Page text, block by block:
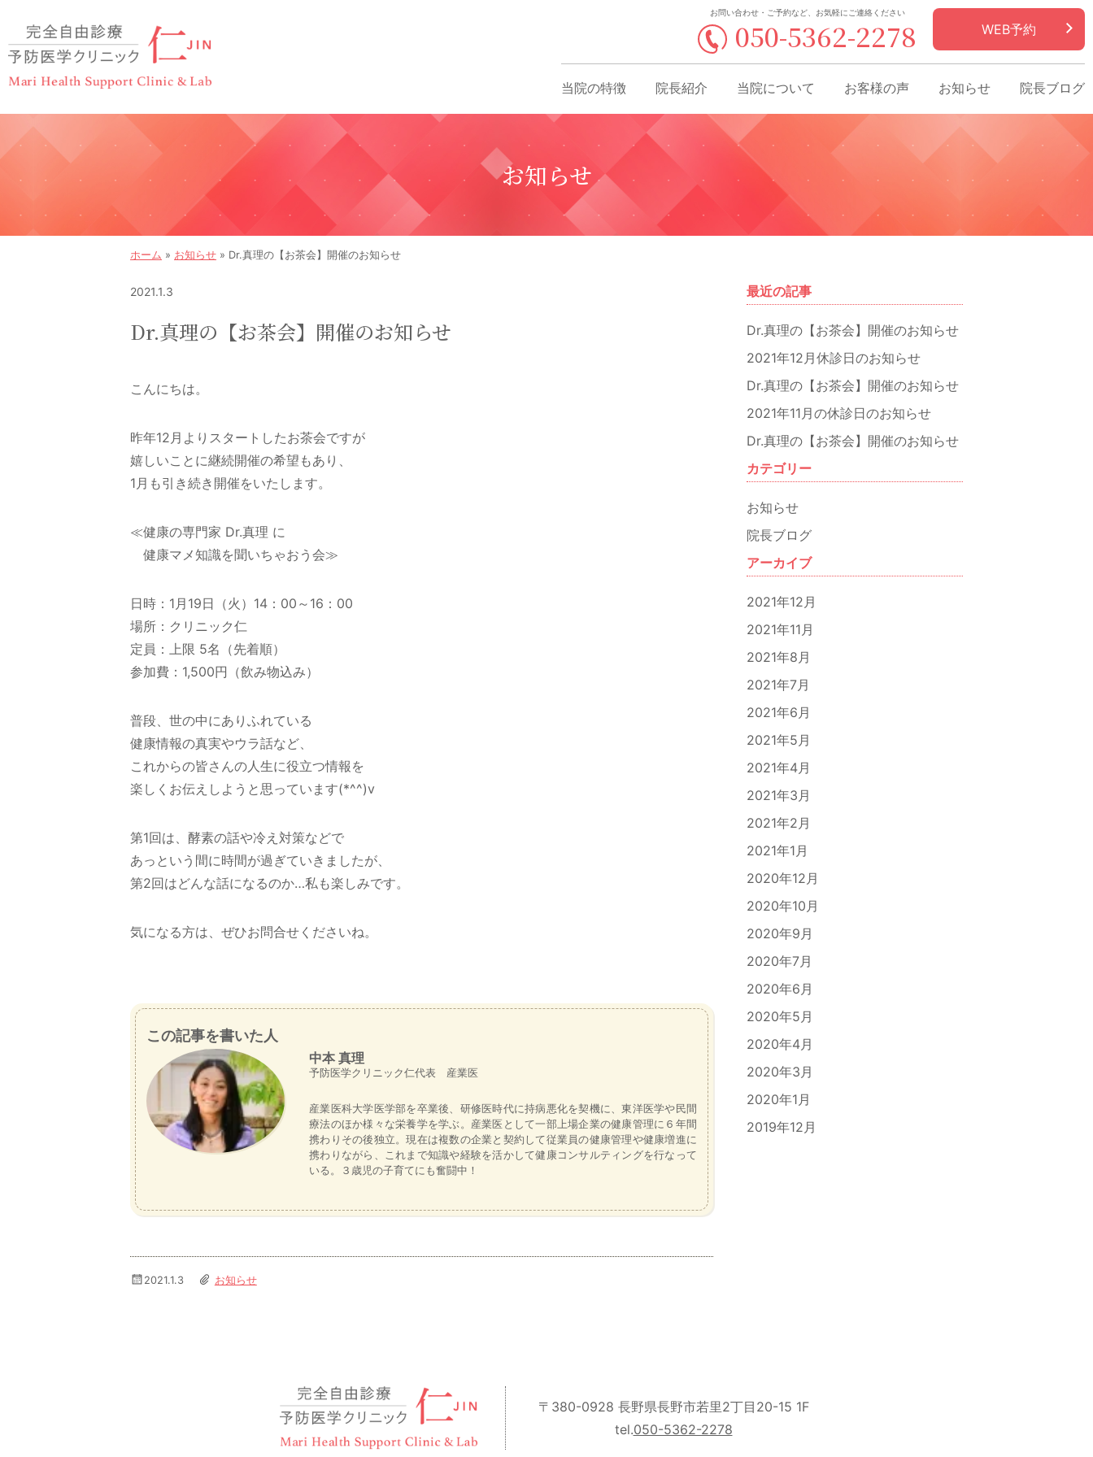
お問い合わせ・ご予約など、お気軽にご連絡ください
050-5362-2278 WEB予約
当院の特徴 院長紹介 当院について お客様の声 お知らせ 院長ブログ
お知らせ
ホーム » お知らせ » Dr.真理の【お茶会】開催のお知らせ
2021.1.3
Dr.真理の【お茶会】開催のお知らせ
こんにちは。
昨年12月よりスタートしたお茶会ですが
嬉しいことに継続開催の希望もあり、
1月も引き続き開催をいたします。
≪健康の専門家 Dr.真理 に
健康マメ知識を聞いちゃおう会≫
日時：1月19日（火）14：00～16：00
場所：クリニック仁
定員：上限 5名（先着順）
参加費：1,500円（飲み物込み）
普段、世の中にありふれている
健康情報の真実やウラ話など、
これからの皆さんの人生に役立つ情報を
楽しくお伝えしようと思っています(*^^)v
第1回は、酵素の話や冷え対策などで
あっという間に時間が過ぎていきましたが、
第2回はどんな話になるのか…私も楽しみです。
気になる方は、ぜひお問合せくださいね。
この記事を書いた人
中本 真理
予防医学クリニック仁代表 産業医
産業医科大学医学部を卒業後、研修医時代に持病悪化を契機に、東洋医学や民間
療法のほか様々な栄養学を学ぶ。産業医として一部上場企業の健康管理に６年間
携わりその後独立。現在は複数の企業と契約して従業員の健康管理や健康増進に
携わりながら、これまで知識や経験を活かして健康コンサルティングを行なって
いる。３歳児の子育てにも奮闘中！
2021.1.3 お知らせ
最近の記事
Dr.真理の【お茶会】開催のお知らせ
2021年12月休診日のお知らせ
Dr.真理の【お茶会】開催のお知らせ
2021年11月の休診日のお知らせ
Dr.真理の【お茶会】開催のお知らせ
カテゴリー
お知らせ
院長ブログ
アーカイブ
2021年12月
2021年11月
2021年8月
2021年7月
2021年6月
2021年5月
2021年4月
2021年3月
2021年2月
2021年1月
2020年12月
2020年10月
2020年9月
2020年7月
2020年6月
2020年5月
2020年4月
2020年3月
2020年1月
2019年12月
〒380-0928 長野県長野市若里2丁目20-15 1F
tel.050-5362-2278